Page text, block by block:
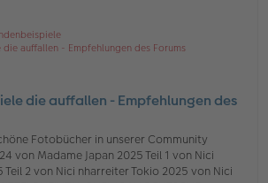
die auffallen - Empfehlungen des Forums
die auffallen - Empfehlungen des
Fotobücher in unserer Community
von Madame Japan 2025 Teil 1 von Nici
Teil 2 von Nici nharreiter Tokio 2025 von Nici